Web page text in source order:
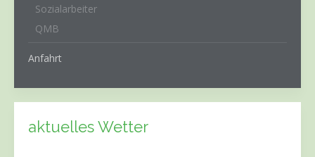
Sozialarbeiter
QMB
Anfahrt
aktuelles Wetter